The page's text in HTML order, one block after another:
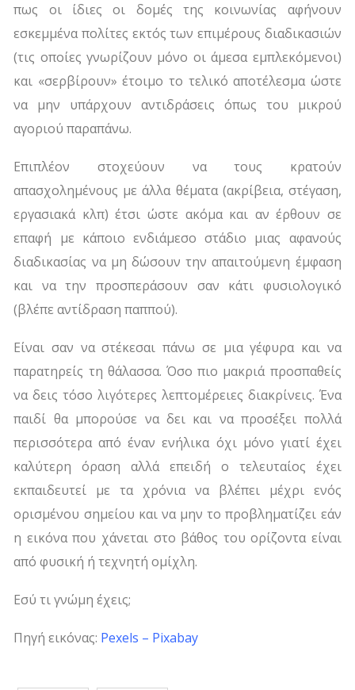
πως οι ίδιες οι δομές της κοινωνίας αφήνουν
εσκεμμένα πολίτες εκτός των επιμέρους διαδικασιών
(τις οποίες γνωρίζουν μόνο οι άμεσα εμπλεκόμενοι)
και «σερβίρουν» έτοιμο το τελικό αποτέλεσμα ώστε
να μην υπάρχουν αντιδράσεις όπως του μικρού
αγοριού παραπάνω.
Επιπλέον στοχεύουν να τους κρατούν
απασχολημένους με άλλα θέματα (ακρίβεια, στέγαση,
εργασιακά κλπ) έτσι ώστε ακόμα και αν έρθουν σε
επαφή με κάποιο ενδιάμεσο στάδιο μιας αφανούς
διαδικασίας να μη δώσουν την απαιτούμενη έμφαση
και να την προσπεράσουν σαν κάτι φυσιολογικό
(βλέπε αντίδραση παππού).
Είναι σαν να στέκεσαι πάνω σε μια γέφυρα και να
παρατηρείς τη θάλασσα. Όσο πιο μακριά προσπαθείς
να δεις τόσο λιγότερες λεπτομέρειες διακρίνεις. Ένα
παιδί θα μπορούσε να δει και να προσέξει πολλά
περισσότερα από έναν ενήλικα όχι μόνο γιατί έχει
καλύτερη όραση αλλά επειδή ο τελευταίος έχει
εκπαιδευτεί με τα χρόνια να βλέπει μέχρι ενός
ορισμένου σημείου και να μην το προβληματίζει εάν
η εικόνα που χάνεται στο βάθος του ορίζοντα είναι
από φυσική ή τεχνητή ομίχλη.
Εσύ τι γνώμη έχεις;
Πηγή εικόνας: Pexels – Pixabay